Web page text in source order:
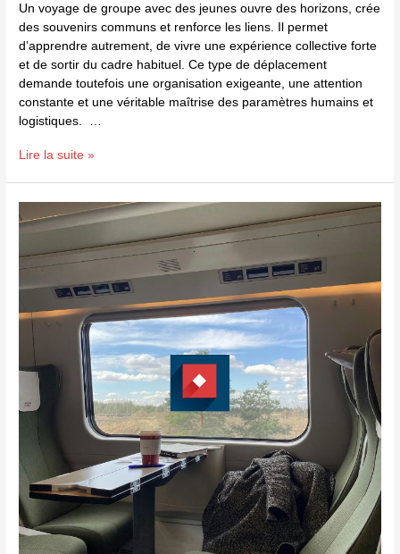
Un voyage de groupe avec des jeunes ouvre des horizons, crée
des souvenirs communs et renforce les liens. Il permet
d’apprendre autrement, de vivre une expérience collective forte
et de sortir du cadre habituel. Ce type de déplacement
demande toutefois une organisation exigeante, une attention
constante et une véritable maîtrise des paramètres humains et
logistiques. …
Lire la suite »